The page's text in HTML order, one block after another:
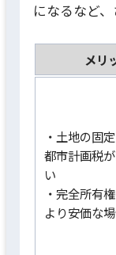
になるなど
メリ
・土地の固
都市計画税
い
・完全所有
より安価な